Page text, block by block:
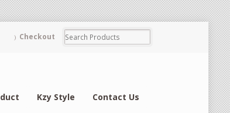
Checkout
Kzy Style Contact Us